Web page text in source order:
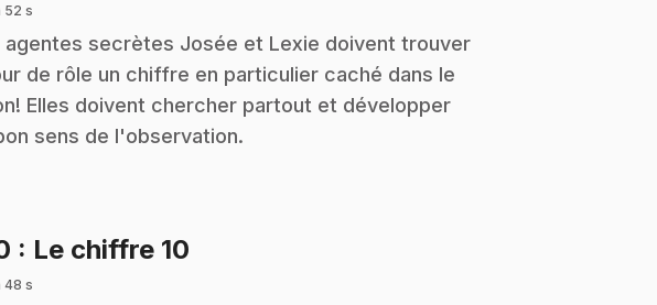
52 s
agentes secrètes Josée et Lexie doivent trouver
de rôle un chiffre en particulier caché dans le
Elles doivent chercher partout et développer
sens de l'observation.
: Le chiffre 10
48 s